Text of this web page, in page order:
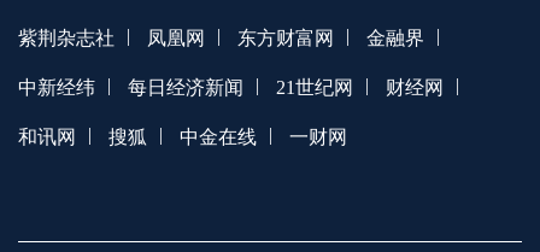
紫荆杂志社 | 凤凰网 | 东方财富网 | 金融界 |
中新经纬 | 每日经济新闻 | 21世纪网 | 财经网 |
和讯网 | 搜狐 | 中金在线 | 一财网